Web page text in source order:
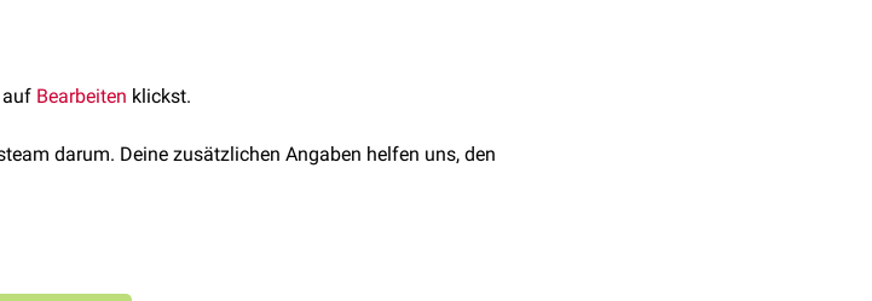
auf Bearbeiten klickst.
darum. Deine zusätzlichen Angaben helfen uns, den